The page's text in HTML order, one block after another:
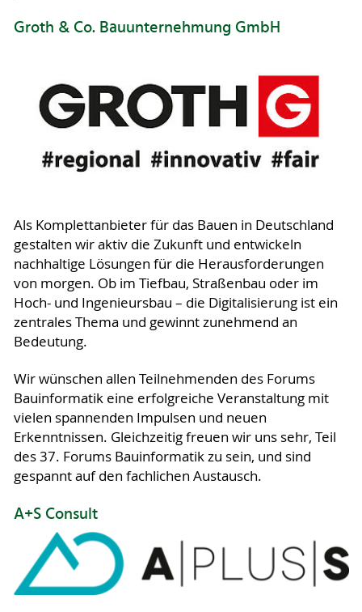
Groth & Co. Bauunternehmung GmbH
Als Komplettanbieter für das Bauen in Deutschland
gestalten wir aktiv die Zukunft und entwickeln
nachhaltige Lösungen für die Herausforderungen
von morgen. Ob im Tiefbau, Straßenbau oder im
Hoch- und Ingenieursbau – die Digitalisierung ist ein
zentrales Thema und gewinnt zunehmend an
Bedeutung.
Wir wünschen allen Teilnehmenden des Forums
Bauinformatik eine erfolgreiche Veranstaltung mit
vielen spannenden Impulsen und neuen
Erkenntnissen. Gleichzeitig freuen wir uns sehr, Teil
des 37. Forums Bauinformatik zu sein, und sind
gespannt auf den fachlichen Austausch.
A+S Consult